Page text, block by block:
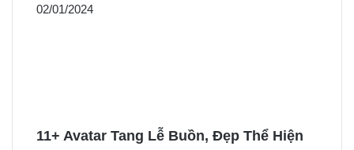
02/01/2024
11+ Avatar Tang Lễ Buồn, Đẹp Thể Hiện